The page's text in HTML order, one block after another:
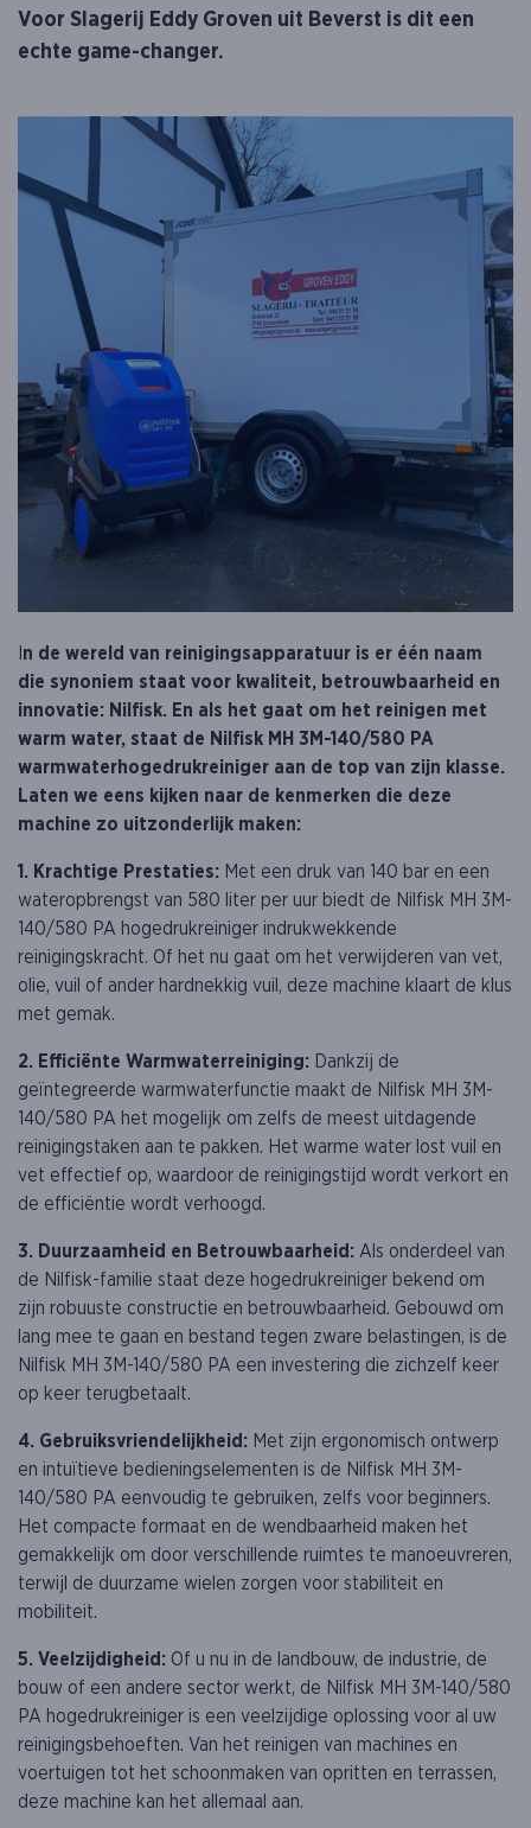
Voor Slagerij Eddy Groven uit Beverst is dit een
echte game-changer.
n de wereld van reinigingsapparatuur is er één naam
die synoniem staat voor kwaliteit, betrouwbaarheid en
innovatie: Nilfisk. En als het gaat om het reinigen met
warm water, staat de Nilfisk MH 3M-140/580 PA
warmwaterhogedrukreiniger aan de top van zijn klasse.
Laten we eens kijken naar de kenmerken die deze
machine zo uitzonderlijk maken:
1. Krachtige Prestaties: Met een druk van 140 bar en een
wateropbrengst van 580 liter per uur biedt de Nilfisk MH 3M-
140/580 PA hogedrukreiniger indrukwekkende
reinigingskracht. Of het nu gaat om het verwijderen van vet,
olie, vuil of ander hardnekkig vuil, deze machine klaart de klus
met gemak.
2. Efficiënte Warmwaterreiniging: Dankzij de
geïntegreerde warmwaterfunctie maakt de Nilfisk MH 3M-
140/580 PA het mogelijk om zelfs de meest uitdagende
reinigingstaken aan te pakken. Het warme water lost vuil en
vet effectief op, waardoor de reinigingstijd wordt verkort en
de efficiëntie wordt verhoogd.
3. Duurzaamheid en Betrouwbaarheid: Als onderdeel van
de Nilfisk-familie staat deze hogedrukreiniger bekend om
zijn robuuste constructie en betrouwbaarheid. Gebouwd om
lang mee te gaan en bestand tegen zware belastingen, is de
Nilfisk MH 3M-140/580 PA een investering die zichzelf keer
op keer terugbetaalt.
4. Gebruiksvriendelijkheid: Met zijn ergonomisch ontwerp
en intuïtieve bedieningselementen is de Nilfisk MH 3M-
140/580 PA eenvoudig te gebruiken, zelfs voor beginners.
Het compacte formaat en de wendbaarheid maken het
gemakkelijk om door verschillende ruimtes te manoeuvreren,
terwijl de duurzame wielen zorgen voor stabiliteit en
mobiliteit.
5. Veelzijdigheid: Of u nu in de landbouw, de industrie, de
bouw of een andere sector werkt, de Nilfisk MH 3M-140/580
PA hogedrukreiniger is een veelzijdige oplossing voor al uw
reinigingsbehoeften. Van het reinigen van machines en
voertuigen tot het schoonmaken van opritten en terrassen,
deze machine kan het allemaal aan.